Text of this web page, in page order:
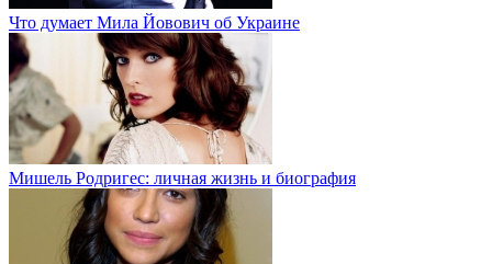
Что думает Мила Йовович об Украине
Мишель Родригес: личная жизнь и биография